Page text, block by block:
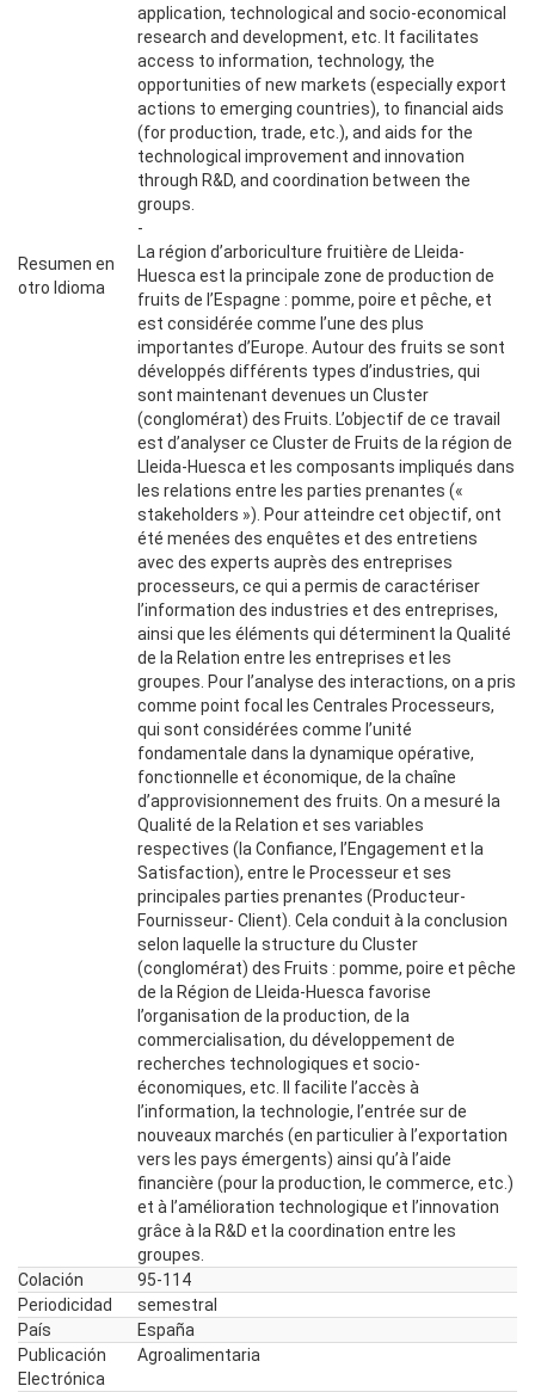
Resumen en
otro Idioma
application, technological and socio-economical
research and development, etc. It facilitates
access to information, technology, the
opportunities of new markets (especially export
actions to emerging countries), to financial aids
(for production, trade, etc.), and aids for the
technological improvement and innovation
through R&D, and coordination between the
groups.
-
La région d’arboriculture fruitière de Lleida-
Huesca est la principale zone de production de
fruits de l’Espagne : pomme, poire et pêche, et
est considérée comme l’une des plus
importantes d’Europe. Autour des fruits se sont
développés différents types d’industries, qui
sont maintenant devenues un Cluster
(conglomérat) des Fruits. L’objectif de ce travail
est d’analyser ce Cluster de Fruits de la région de
Lleida-Huesca et les composants impliqués dans
les relations entre les parties prenantes («
stakeholders »). Pour atteindre cet objectif, ont
été menées des enquêtes et des entretiens
avec des experts auprès des entreprises
processeurs, ce qui a permis de caractériser
l’information des industries et des entreprises,
ainsi que les éléments qui déterminent la Qualité
de la Relation entre les entreprises et les
groupes. Pour l’analyse des interactions, on a pris
comme point focal les Centrales Processeurs,
qui sont considérées comme l’unité
fondamentale dans la dynamique opérative,
fonctionnelle et économique, de la chaîne
d’approvisionnement des fruits. On a mesuré la
Qualité de la Relation et ses variables
respectives (la Confiance, l’Engagement et la
Satisfaction), entre le Processeur et ses
principales parties prenantes (Producteur-
Fournisseur- Client). Cela conduit à la conclusion
selon laquelle la structure du Cluster
(conglomérat) des Fruits : pomme, poire et pêche
de la Région de Lleida-Huesca favorise
l’organisation de la production, de la
commercialisation, du développement de
recherches technologiques et socio-
économiques, etc. Il facilite l’accès à
l’information, la technologie, l’entrée sur de
nouveaux marchés (en particulier à l’exportation
vers les pays émergents) ainsi qu’à l’aide
financière (pour la production, le commerce, etc.)
et à l’amélioration technologique et l’innovation
grâce à la R&D et la coordination entre les
groupes.
Colación
95-114
Periodicidad
semestral
País
España
Publicación
Electrónica
Agroalimentaria